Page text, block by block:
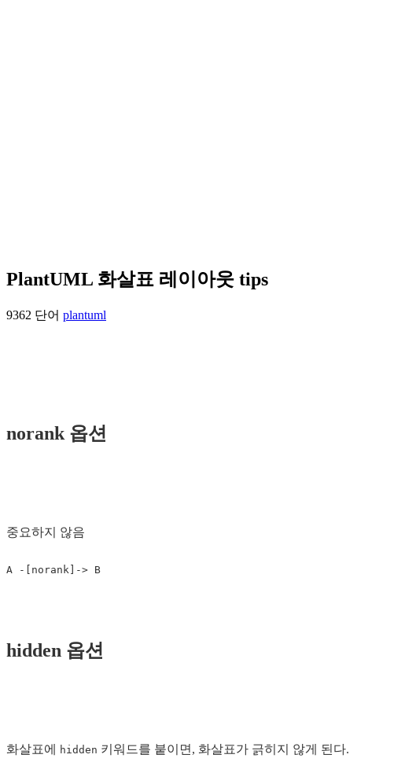
PlantUML 화살표 레이아웃 tips
9362 단어 plantuml
norank 옵션
중요하지 않음
A - norank -> B
hidden 옵션
화살표에 hidden 키워드를 붙이면, 화살표가 긁히지 않게 된다.